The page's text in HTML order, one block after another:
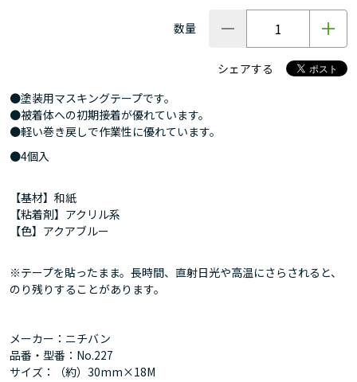
数量
シェアする
●塗装用マスキングテープです。
●被着体への初期接着が優れています。
●軽い巻き戻しで作業性に優れています。
●4個入
【基材】和紙
【粘着剤】アクリル系
【色】アクアブルー
※テープを貼ったまま。長時間、直射日光や高温にさらされると、
のり残りすることがあります。
メーカー：ニチバン
品番・型番：No.227
サイズ：（約）30mm×18M